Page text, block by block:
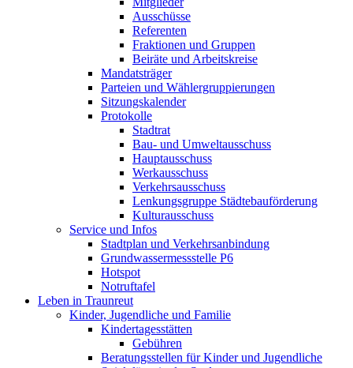
Ausschüsse
Referenten
Fraktionen und Gruppen
Beiräte und Arbeitskreise
Mandatsträger
Parteien und Wählergruppierungen
Sitzungskalender
Protokolle
Stadtrat
Bau- und Umweltausschuss
Hauptausschuss
Werkausschuss
Verkehrsausschuss
Lenkungsgruppe Städtebauförderung
Kulturausschuss
Service und Infos
Stadtplan und Verkehrsanbindung
Grundwassermessstelle P6
Hotspot
Notruftafel
Leben in Traunreut
Kinder, Jugendliche und Familie
Kindertagesstätten
Gebühren
Beratungsstellen für Kinder und Jugendliche